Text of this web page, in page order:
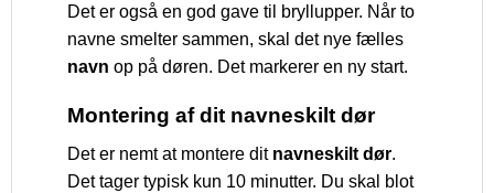
Det er også en god gave til bryllupper. Når to
navne smelter sammen, skal det nye fælles
navn op på døren. Det markerer en ny start.
Montering af dit navneskilt dør
Det er nemt at montere dit navneskilt dør.
Det tager typisk kun 10 minutter. Du skal blot